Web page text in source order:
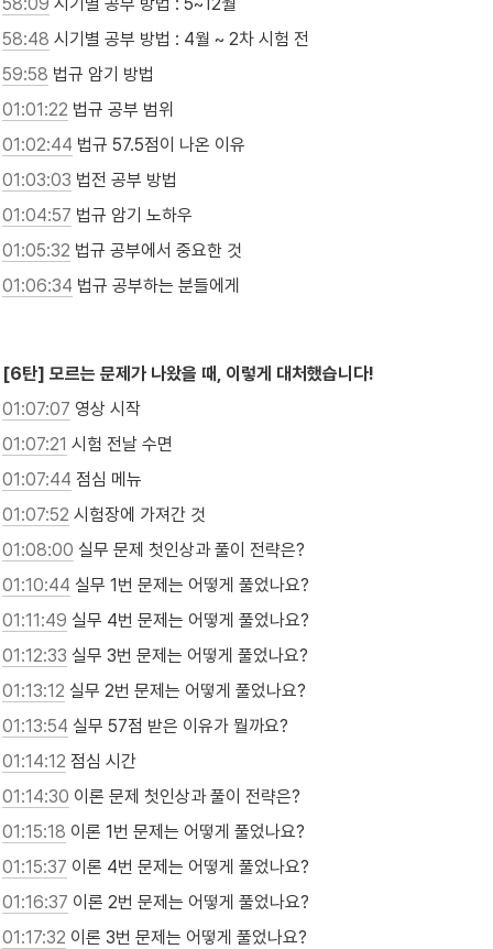
58:48 시기별 공부 방법 : 4월 ~ 2차 시험 전
59:58 법규 암기 방법
01:01:22 법규 공부 범위
01:02:44 법규 57.5점이 나온 이유
01:03:03 법전 공부 방법
01:04:57 법규 암기 노하우
01:05:32 법규 공부에서 중요한 것
01:06:34 법규 공부하는 분들에게
[6탄] 모르는 문제가 나왔을 때, 이렇게 대처했습니다!
01:07:07 영상 시작
01:07:21 시험 전날 수면
01:07:44 점심 메뉴
01:07:52 시험장에 가져간 것
01:08:00 실무 문제 첫인상과 풀이 전략은?
01:10:44 실무 1번 문제는 어떻게 풀었나요?
01:11:49 실무 4번 문제는 어떻게 풀었나요?
01:12:33 실무 3번 문제는 어떻게 풀었나요?
01:13:12 실무 2번 문제는 어떻게 풀었나요?
01:13:54 실무 57점 받은 이유가 뭘까요?
01:14:12 점심 시간
01:14:30 이론 문제 첫인상과 풀이 전략은?
01:15:18 이론 1번 문제는 어떻게 풀었나요?
01:15:37 이론 4번 문제는 어떻게 풀었나요?
01:16:37 이론 2번 문제는 어떻게 풀었나요?
01:17:32 이론 3번 문제는 어떻게 풀었나요?